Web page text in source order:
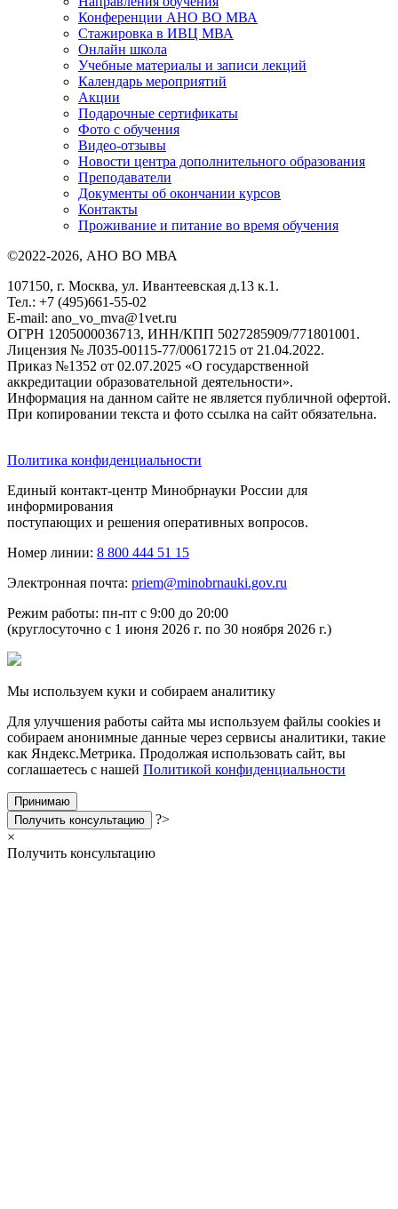
Конференции АНО ВО МВА
Стажировка в ИВЦ МВА
Онлайн школа
Учебные материалы и записи лекций
Календарь мероприятий
Акции
Подарочные сертификаты
Фото с обучения
Видео-отзывы
Новости центра дополнительного образования
Преподаватели
Документы об окончании курсов
Контакты
Проживание и питание во время обучения
©2022-2026, АНО ВО МВА
107150, г. Москва, ул. Ивантеевская д.13 к.1.
Тел.: +7 (495)661-55-02
E-mail: ano_vo_mva@1vet.ru
ОГРН 1205000036713, ИНН/КПП 5027285909/771801001.
Лицензия № Л035-00115-77/00617215 от 21.04.2022.
Приказ №1352 от 02.07.2025 «О государственной
аккредитации образовательной деятельности».
Информация на данном сайте не является публичной офертой.
При копировании текста и фото ссылка на сайт обязательна.
Политика конфиденциальности
Единый контакт-центр Минобрнауки России для
информирования
поступающих и решения оперативных вопросов.
Номер линии: 8 800 444 51 15
Электронная почта: priem@minobrnauki.gov.ru
Режим работы: пн-пт с 9:00 до 20:00
(круглосуточно с 1 июня 2026 г. по 30 ноября 2026 г.)
Мы используем куки и собираем аналитику
Для улучшения работы сайта мы используем файлы cookies и
собираем анонимные данные через сервисы аналитики, такие
как Яндекс.Метрика. Продолжая использовать сайт, вы
соглашаетесь с нашей Политикой конфиденциальности
Принимаю
Получить консультацию
?>
×
Получить консультацию